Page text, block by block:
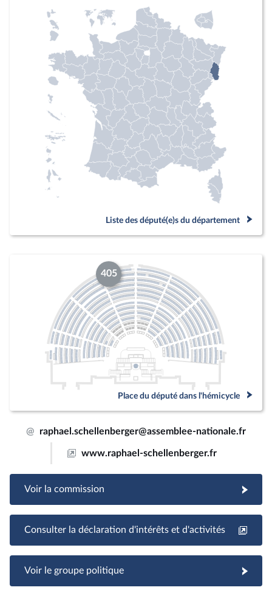
Liste des député(e)s du département
405
Place du député dans l'hémicycle
@ raphael.schellenberger@assemblee-nationale.fr
www.raphael-schellenberger.fr
Voir la commission
Consulter la déclaration d'intérêts et d'activités
Voir le groupe politique